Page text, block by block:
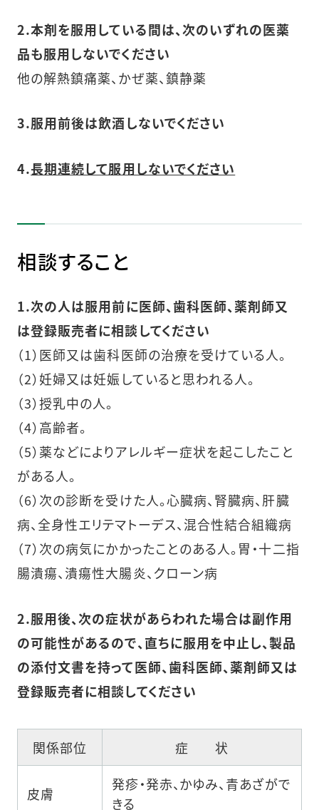
2.本剤を服用している間は、次のいずれの医薬
品も服用しないでください
他の解熱鎮痛薬、かぜ薬、鎮静薬
3.服用前後は飲酒しないでください
4.長期連続して服用しないでください
相談すること
1.次の人は服用前に医師、歯科医師、薬剤師又
は登録販売者に相談してください
（1）医師又は歯科医師の治療を受けている人。
（2）妊婦又は妊娠していると思われる人。
（3）授乳中の人。
（4）高齢者。
（5）薬などによりアレルギー症状を起こしたこと
がある人。
（6）次の診断を受けた人。心臓病、腎臓病、肝臓
病、全身性エリテマトーデス、混合性結合組織病
（7）次の病気にかかったことのある人。胃・十二指
腸潰瘍、潰瘍性大腸炎、クローン病
2.服用後、次の症状があらわれた場合は副作用
の可能性があるので、直ちに服用を中止し、製品
の添付文書を持って医師、歯科医師、薬剤師又は
登録販売者に相談してください
関係部位 症 状
皮膚
発疹・発赤、かゆみ、青あざがで
きる